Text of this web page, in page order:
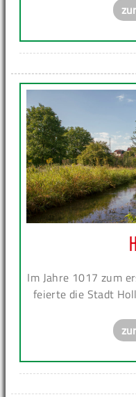
Im Jahre 1017 zum
feierte die Stadt